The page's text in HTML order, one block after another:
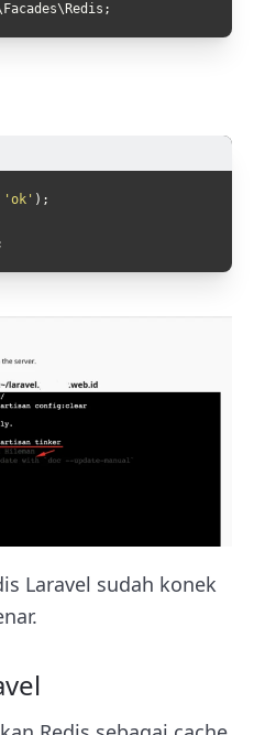
Facades\ Redis ;
'ok' ) ;
Laravel sudah konek